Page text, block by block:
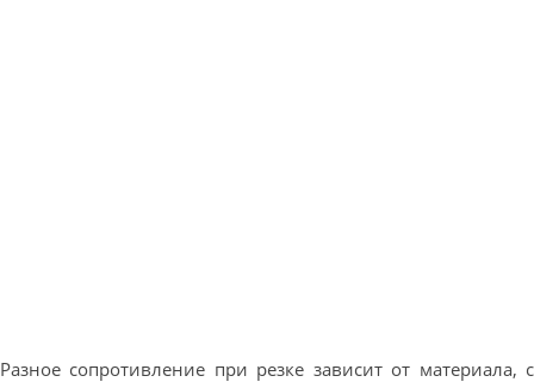
Разное сопротивление при резке зависит от материала, с